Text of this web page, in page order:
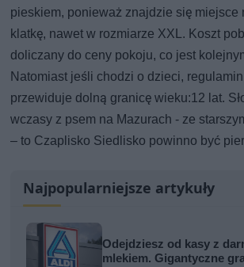
pieskiem, ponieważ znajdzie się miejsce
klatkę, nawet w rozmiarze XXL. Koszt
doliczany do ceny pokoju, co jest
Natomiast jeśli chodzi o dzieci,
przewiduje dolną granicę wieku:12 lat.
wczasy z psem na Mazurach - ze
– to Czaplisko Siedlisko powinno być
Najpopularniejsze artykuły
Odejdziesz od kasy z
mlekiem. Gigantyczne